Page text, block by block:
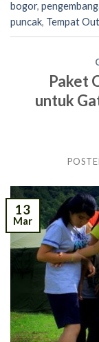
bogor,
puncak, Tempat
Paket
untuk
13
Mar